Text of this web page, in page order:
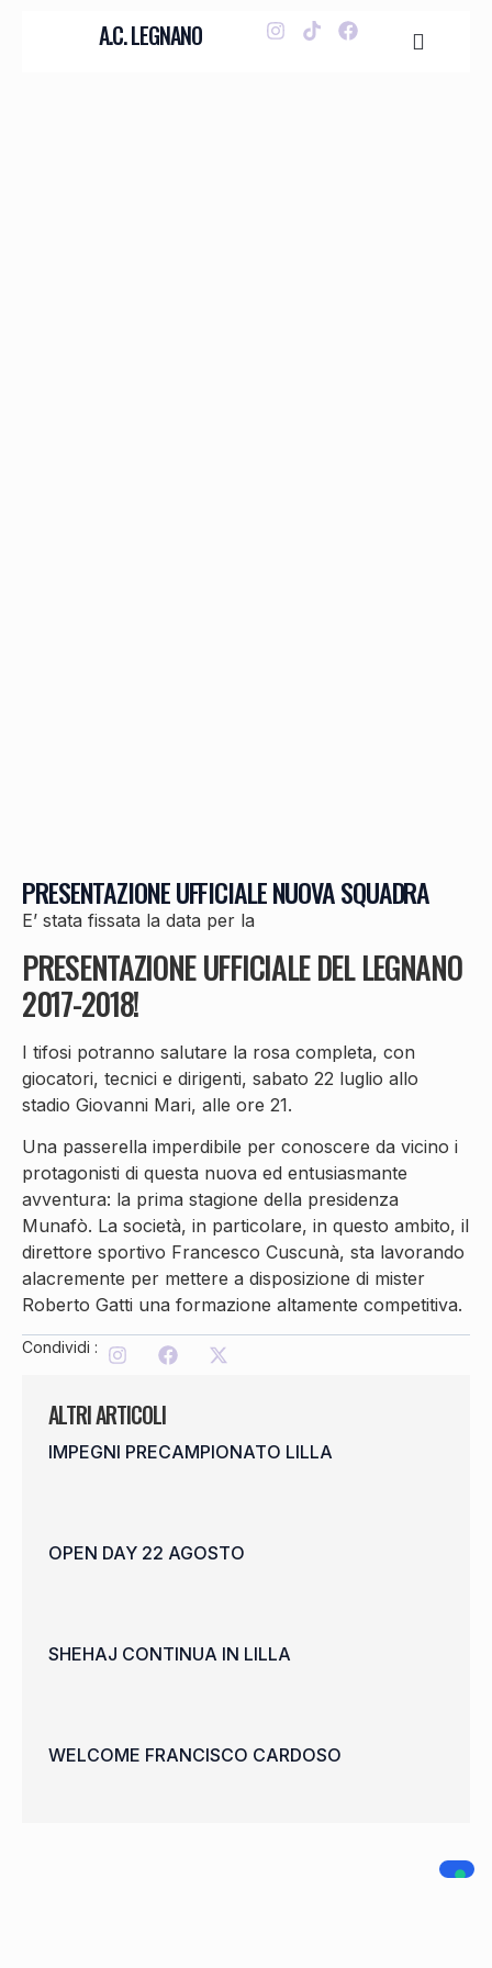
A.C. LEGNANO
ALTRI ARTICOLI
IMPEGNI PRECAMPIONATO LILLA
OPEN DAY 22 AGOSTO
SHEHAJ CONTINUA IN LILLA
WELCOME FRANCISCO CARDOSO
PRESENTAZIONE UFFICIALE NUOVA SQUADRA
E’ stata fissata la data per la
PRESENTAZIONE UFFICIALE DEL LEGNANO
2017-2018!
I tifosi potranno salutare la rosa completa, con
giocatori, tecnici e dirigenti, sabato 22 luglio allo
stadio Giovanni Mari, alle ore 21.
Una passerella imperdibile per conoscere da vicino i
protagonisti di questa nuova ed entusiasmante
avventura: la prima stagione della presidenza
Munafò. La società, in particolare, in questo ambito, il
direttore sportivo Francesco Cuscunà, sta lavorando
alacremente per mettere a disposizione di mister
Roberto Gatti una formazione altamente competitiva.
Condividi :